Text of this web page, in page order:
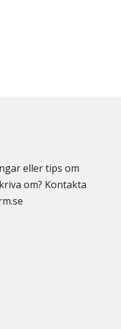
eller tips om
om? Kontakta